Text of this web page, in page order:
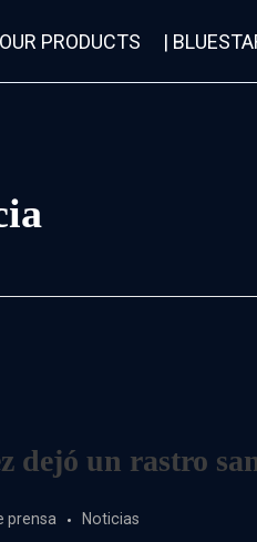
PRODUCTS |
dejó un rastro
prensa Noticias